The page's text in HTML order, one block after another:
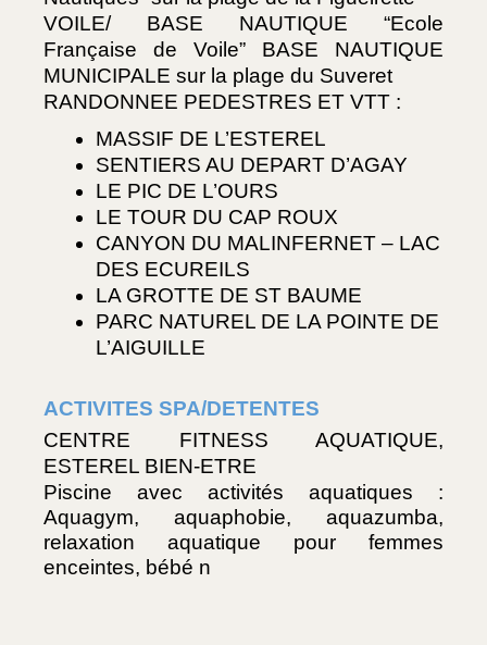
VOILE/ BASE NAUTIQUE “Ecole
Française de Voile” BASE NAUTIQUE
MUNICIPALE sur la plage du Suveret
RANDONNEE PEDESTRES ET VTT :
MASSIF DE L’ESTEREL
SENTIERS AU DEPART D’AGAY
LE PIC DE L’OURS
LE TOUR DU CAP ROUX
CANYON DU MALINFERNET – LAC
DES ECUREILS
LA GROTTE DE ST BAUME
PARC NATUREL DE LA POINTE DE
L’AIGUILLE
ACTIVITES SPA/DETENTES
CENTRE FITNESS AQUATIQUE,
ESTEREL BIEN-ETRE
Piscine avec activités aquatiques :
Aquagym, aquaphobie, aquazumba,
relaxation aquatique pour femmes
enceintes, bébé n